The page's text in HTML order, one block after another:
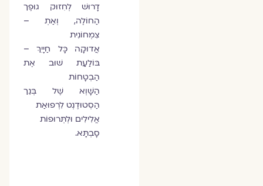
דָרוּשׁ לְחִזוּק גוּפֶך
הַחוֹלֶה, וְאַתְ –
צִמְחוֹנִית
אֲדוּקָה כָּל חַיָיִךְ –
בּוֹלַעַת שׁוּב אֶת
הַבְטָחוֹת
הַשָׁוְא שֶׁל בְּנֵך
הַסְטוּדֶנְט לִרְפוּאַת
אֱלִילִים וּלְתְּרוּפוֹת
סָבְתָּא.